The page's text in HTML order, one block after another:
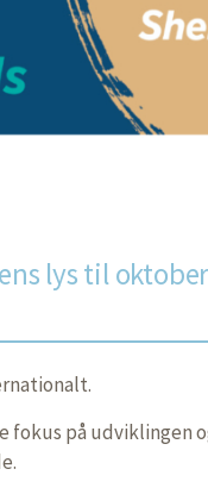
lys til oktober
fokus på udviklingen